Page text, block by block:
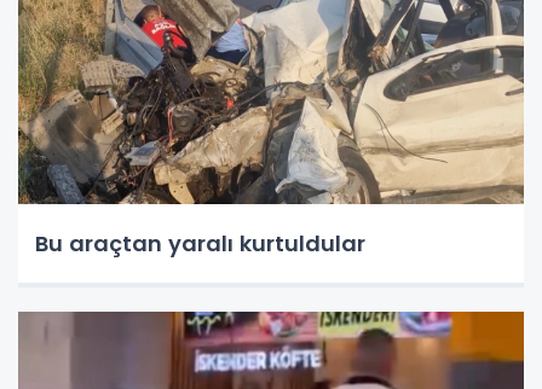
Bu araçtan yaralı kurtuldular